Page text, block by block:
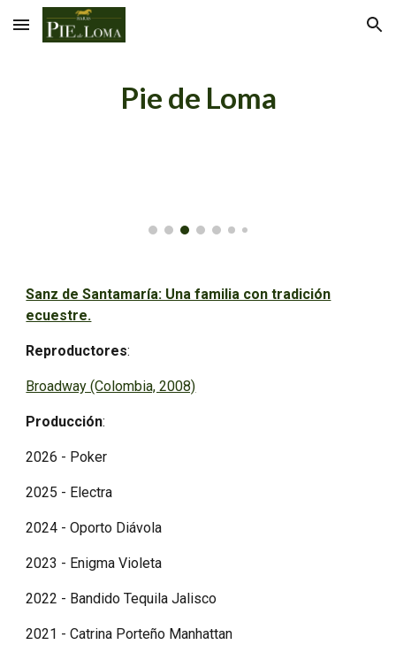
Skip to main content Skip to navigation
Pie de Loma
Sanz de Santamaría: Una familia con tradición
ecuestre.
Reproductores:
Broadway (Colombia, 2008)
Producción:
2026 - Poker
2025 - Electra
2024 - Oporto Diávola
2023 - Enigma Violeta
2022 - Bandido Tequila Jalisco
2021 - Catrina Porteño Manhattan